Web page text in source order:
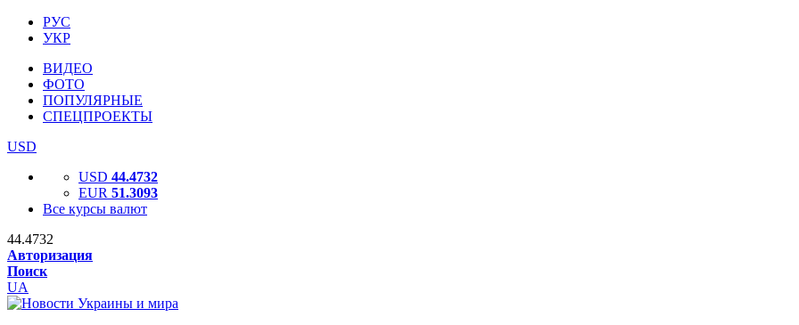
РУС
УКР
ВИДЕО
ФОТО
ПОПУЛЯРНЫЕ
СПЕЦПРОЕКТЫ
USD
USD 44.4732
EUR 51.3093
Все курсы валют
44.4732
Авторизация
Поиск
UA